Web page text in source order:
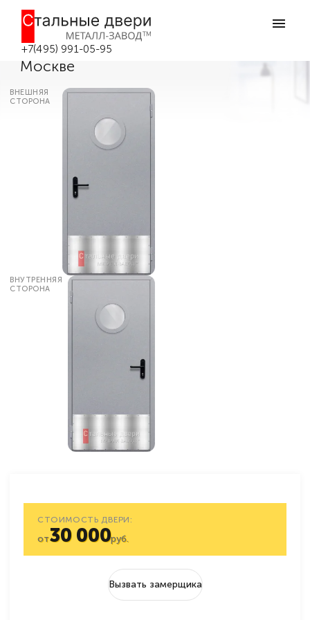
+7(495) 991-05-95
Противопожарная дверь с
выпадающим порогом №25 в
Москве
ВНЕШНЯЯ
СТОРОНА
ВНУТРЕННЯЯ
СТОРОНА
СТОИМОСТЬ ДВЕРИ:
от30 000руб.
Вызвать замерщика